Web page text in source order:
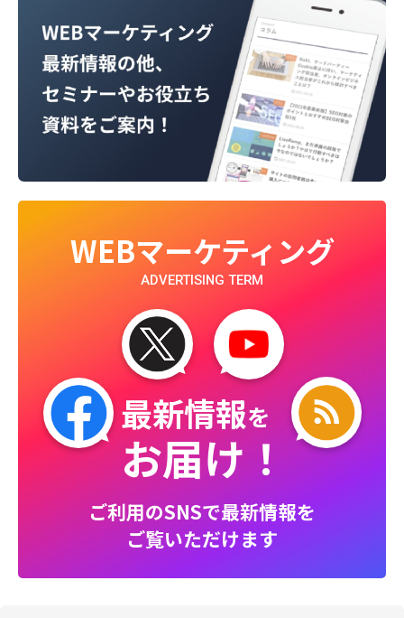
WEBマーケティング
ADVERTISING TERM
最新情報を
お届け！
ご利用のSNSで最新情報を
ご覧いただけます